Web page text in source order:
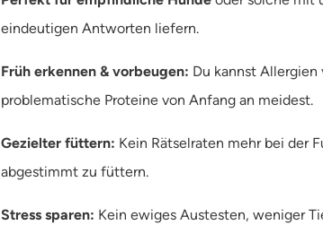
eindeutigen Antworten liefern.
Früh erkennen & vorbeugen: Du kannst
problematische Proteine von Anfang an meidest.
Gezielter füttern: Kein Rätselraten mehr bei der
abgestimmt zu füttern.
Stress sparen: Kein ewiges Austesten, weniger